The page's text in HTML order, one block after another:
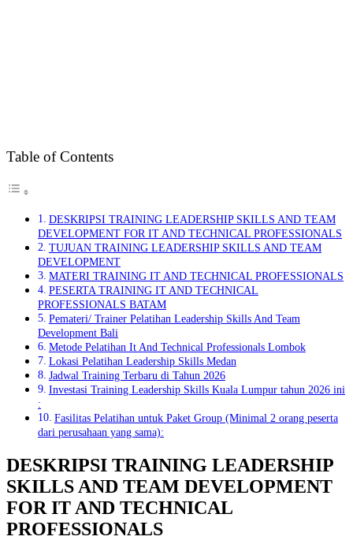
Table of Contents
DESKRIPSI TRAINING LEADERSHIP SKILLS AND TEAM
DEVELOPMENT FOR IT AND TECHNICAL PROFESSIONALS
TUJUAN TRAINING LEADERSHIP SKILLS AND TEAM
DEVELOPMENT
MATERI TRAINING IT AND TECHNICAL PROFESSIONALS
PESERTA TRAINING IT AND TECHNICAL
PROFESSIONALS BATAM
Pemateri/ Trainer Pelatihan Leadership Skills And Team
Development Bali
Metode Pelatihan It And Technical Professionals Lombok
Lokasi Pelatihan Leadership Skills Medan
Jadwal Training Terbaru di Tahun 2026
Investasi Training Leadership Skills Kuala Lumpur tahun 2026 ini
:
Fasilitas Pelatihan untuk Paket Group (Minimal 2 orang peserta
dari perusahaan yang sama):
DESKRIPSI TRAINING LEADERSHIP
SKILLS AND TEAM DEVELOPMENT
FOR IT AND TECHNICAL
PROFESSIONALS